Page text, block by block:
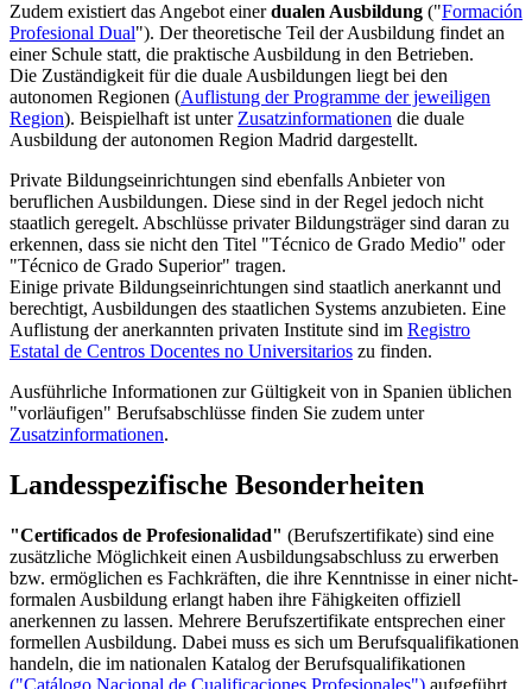
Zudem existiert das Angebot einerdualen Ausbildung ("Formación
Profesional Dual"). Der theoretische Teil der Ausbildung findet an
einer Schule statt, die praktische Ausbildung in den Betrieben.
Die Zuständigkeit für die duale Ausbildungen liegt bei den
autonomen Regionen (Auflistung der Programme der jeweiligen
Region). Beispielhaft ist unter Zusatzinformationen die duale
Ausbildung der autonomen Region Madrid dargestellt.
Private Bildungseinrichtungen sind ebenfalls Anbieter von
beruflichen Ausbildungen. Diese sind in der Regel jedoch nicht
staatlich geregelt. Abschlüsse privater Bildungsträger sind daran zu
erkennen, dass sie nicht den Titel "Técnico de Grado Medio" oder
"Técnico de Grado Superior" tragen.
Einige private Bildungseinrichtungen sind staatlich anerkannt und
berechtigt, Ausbildungen des staatlichen Systems anzubieten. Eine
Auflistung der anerkannten privaten Institute sind im Registro
Estatal de Centros Docentes no Universitarios zu finden.
Ausführliche Informationen zur Gültigkeit von in Spanien üblichen
"vorläufigen" Berufsabschlüsse finden Sie zudem unter
Zusatzinformationen.
Landesspezifische Besonderheiten
"Certificados de Profesionalidad" (Berufszertifikate) sind eine
zusätzliche Möglichkeit einen Ausbildungsabschluss zu erwerben
bzw. ermöglichen es Fachkräften, die ihre Kenntnisse in einer nicht-
formalen Ausbildung erlangt haben ihre Fähigkeiten offiziell
anerkennen zu lassen. Mehrere Berufszertifikate entsprechen einer
formellen Ausbildung. Dabei muss es sich um Berufsqualifikationen
handeln, die im nationalen Katalog der Berufsqualifikationen
("Catálogo Nacional de Cualificaciones Profesionales") aufgeführt